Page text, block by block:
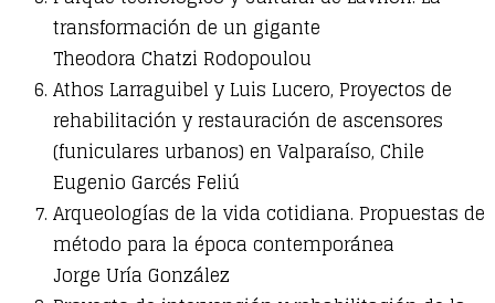
transformación de un gigante
Theodora Chatzi Rodopoulou
Athos Larraguibel y Luis Lucero, Proyectos de
rehabilitación y restauración de ascensores
(funiculares urbanos) en Valparaíso, Chile
Eugenio Garcés Feliú
Arqueologías de la vida cotidiana. Propuestas de
método para la época contemporánea
Jorge Uría González